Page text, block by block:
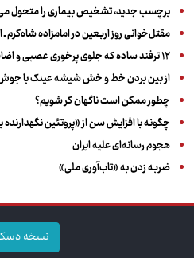
برچسب جدید، تشخیص بیماری را متحول
مقتل‌خوانی روز اربعین در امامزاده شاه‌کرم
۱۲ ترفند ساده که جلوی پرخوری عصبی و اضافه ‌وزن را می‌گیرد
از بین بردن خط و خش شیشه عینک با
چطور ممکن است ناگهان کر شویم؟
چگونه با افزایش سن از «پروتئین
هجوم رسانه‌ای علیه ایران
ضربه زدن به «تاب‌آوری ملی»
نسخه